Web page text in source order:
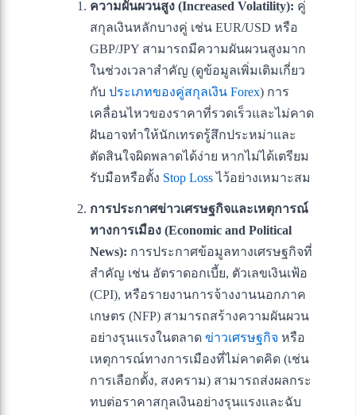
ความผันผวนสูง (Increased Volatility): คู่
สกุลเงินหลักบางคู่ เช่น EUR/USD หรือ
GBP/JPY สามารถมีความผันผวนสูงมาก
ในช่วงเวลาสำคัญ (ดูข้อมูลเพิ่มเติมเกี่ยว
กับ ประเภทของคู่สกุลเงิน Forex) การ
เคลื่อนไหวของราคาที่รวดเร็วและไม่คาด
ฝันอาจทำให้นักเทรดรู้สึกประหม่าและ
ตัดสินใจผิดพลาดได้ง่าย หากไม่ได้เตรียม
รับมือหรือตั้ง Stop Lossไว้อย่างเหมาะสม
การประกาศข่าวเศรษฐกิจและเหตุการณ์
ทางการเมือง (Economic and Political
News): การประกาศข้อมูลทางเศรษฐกิจที่
สำคัญ เช่น อัตราดอกเบี้ย, ตัวเลขเงินเฟ้อ
(CPI), หรือรายงานการจ้างงานนอกภาค
เกษตร (NFP) สามารถสร้างความผันผวน
อย่างรุนแรงในตลาด ข่าวเศรษฐกิจ หรือ
เหตุการณ์ทางการเมืองที่ไม่คาดคิด (เช่น
การเลือกตั้ง, สงคราม) สามารถส่งผลกระ
ทบต่อราคาสกุลเงินอย่างรุนแรงและฉับ